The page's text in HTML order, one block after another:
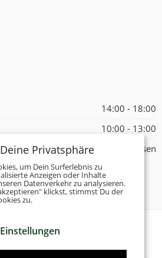
14:00 - 18:00
10:00 - 13:00
Geschlossen
Otto München e.K.
Privatsphäre
um Dein Surferlebnis zu
Anzeigen oder Inhalte
Datenverkehr zu analysieren.
klickst, stimmst Du der
zu.
Einstellungen